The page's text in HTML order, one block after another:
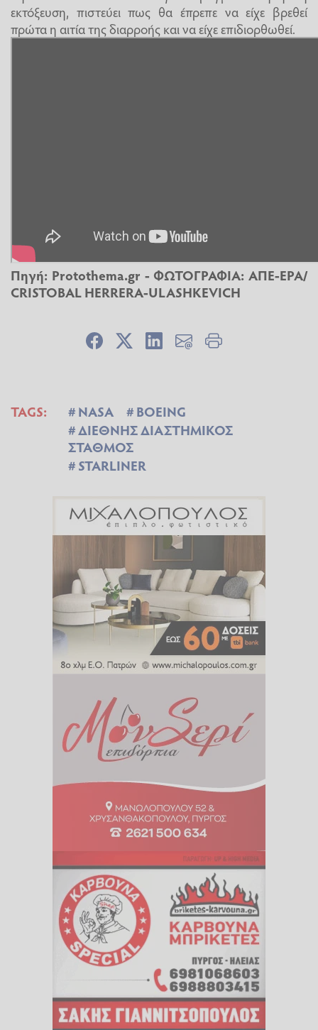
εκτόξευση, πιστεύει πως θα έπρεπε να είχε βρεθεί
πρώτα η αιτία της διαρροής και να είχε επιδιορθωθεί.
Πηγή: Protothema.gr - ΦΩΤΟΓΡΑΦΙΑ: ΑΠΕ-ΕΡΑ/
CRISTOBAL HERRERA-ULASHKEVICH
TAGS: NASA
BOEING
ΔΙΕΘΝΗΣ ΔΙΑΣΤΗΜΙΚΟΣ
ΣΤΑΘΜΟΣ
STARLINER